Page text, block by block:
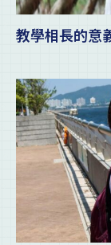
教學相長的意